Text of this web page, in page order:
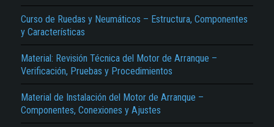
Curso de Ruedas y Neumáticos – Estructura, Componentes
y Características
Material: Revisión Técnica del Motor de Arranque –
Verificación, Pruebas y Procedimientos
Material de Instalación del Motor de Arranque –
Componentes, Conexiones y Ajustes